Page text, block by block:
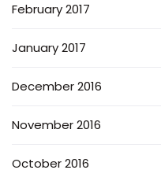
February 2017
January 2017
December 2016
November 2016
October 2016